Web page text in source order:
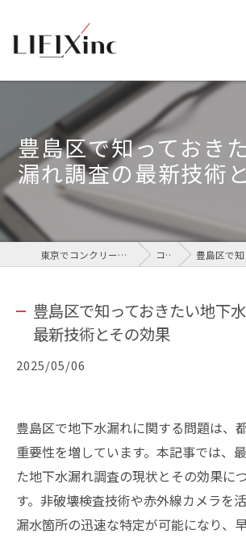
豊島区で知っておき
漏れ調査の最新技術
東京でコンクリートなら株式会社LIFIX コラム 豊島区で知っておき
豊島区で知っておきたい地下
最新技術とその効果
2025/05/06
豊島区で地下水漏れに関する問題は、
重要性を増しています。本記事では、
た地下水漏れ調査の現状とその効果に
す。非破壊検査技術や赤外線カメラを活
漏水箇所の迅速な特定が可能になり、